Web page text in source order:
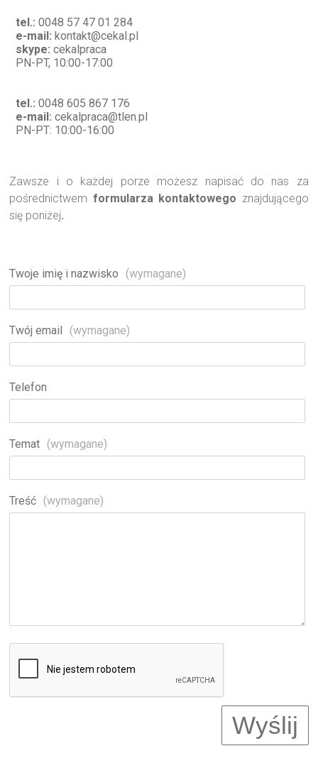
tel.: 0048 57 47 01 284
e-mail: kontakt@cekal.pl
skype: cekalpraca
PN-PT, 10:00-17:00
tel.: 0048 605 867 176
e-mail: cekalpraca@tlen.pl
PN-PT: 10:00-16:00
Zawsze i o każdej porze możesz napisać do nas za
pośrednictwem formularza kontaktowego znajdującego
się poniżej.
Formularz
kontaktowy
Twoje imię i nazwisko (wymagane)
Twój email (wymagane)
Telefon
Temat (wymagane)
Treść (wymagane)